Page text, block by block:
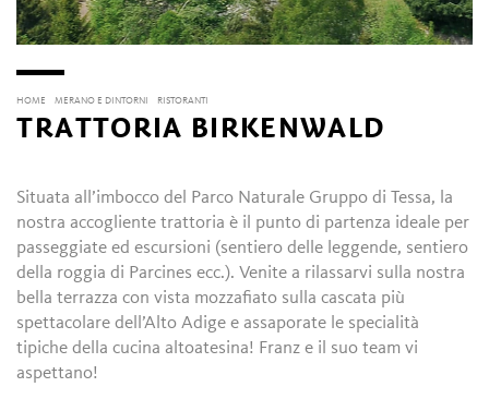
HOME MERANO E DINTORNI RISTORANTI
TRATTORIA BIRKENWALD
Situata all’imbocco del Parco Naturale Gruppo di Tessa, la
nostra accogliente trattoria è il punto di partenza ideale per
passeggiate ed escursioni (sentiero delle leggende, sentiero
della roggia di Parcines ecc.). Venite a rilassarvi sulla nostra
bella terrazza con vista mozzafiato sulla cascata più
spettacolare dell’Alto Adige e assaporate le specialità
tipiche della cucina altoatesina! Franz e il suo team vi
aspettano!